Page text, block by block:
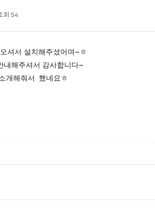
회 54
셔서 설치해주셨어여~ㅎ
내해주셔서 감사합니다~
개해줘서 했네요ㅎ